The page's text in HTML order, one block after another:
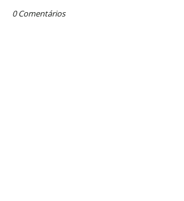
0 Comentários